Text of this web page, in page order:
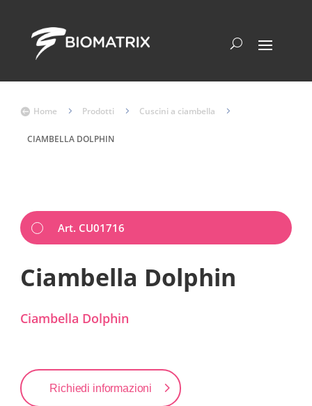
 Home 5 Prodotti 5 Cuscini a ciambella 5
CIAMBELLA DOLPHIN
Art. CU01716
Ciambella Dolphin
Ciambella Dolphin
Richiedi informazioni